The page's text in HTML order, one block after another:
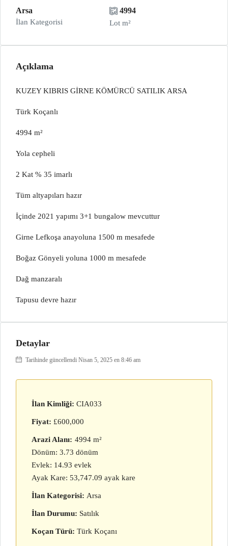
Arsa
İlan Kategorisi
4994
Lot m²
Açıklama
KUZEY KIBRIS GİRNE KÖMÜRCÜ SATILIK ARSA
Türk Koçanlı
4994 m²
Yola cepheli
2 Kat % 35 imarlı
Tüm altyapıları hazır
İçinde 2021 yapımı 3+1 bungalow mevcuttur
Girne Lefkoşa anayoluna 1500 m mesafede
Boğaz Gönyeli yoluna 1000 m mesafede
Dağ manzaralı
Tapusu devre hazır
Detaylar
Tarihinde güncellendi Nisan 5, 2025 en 8:46 am
İlan Kimliği: CIA033
Fiyat: £600,000
Arazi Alanı: 4994 m²
Dönüm: 3.73 dönüm
Evlek: 14.93 evlek
Ayak Kare: 53,747.09 ayak kare
İlan Kategorisi: Arsa
İlan Durumu: Satılık
Koçan Türü: Türk Koçanı